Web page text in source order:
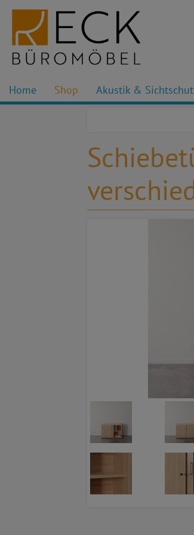
Home Shop Akustik &